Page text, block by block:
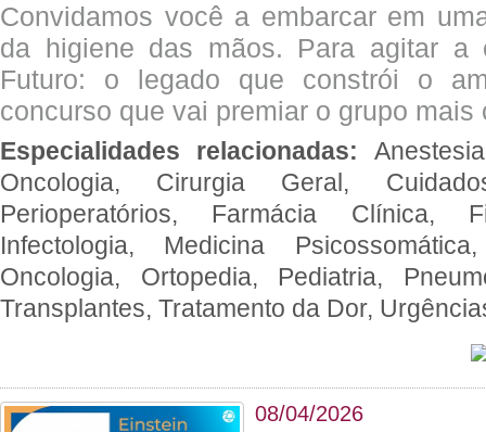
Convidamos você a embarcar em
da higiene das mãos. Para agitar a
Futuro: o legado que constrói o
concurso que vai premiar o grupo mais
Especialidades relacionadas:
Oncologia, Cirurgia Geral,
Perioperatórios, Farmácia Clínica,
Infectologia, Medicina
Oncologia, Ortopedia, Pediatria,
Transplantes, Tratamento da Dor,
08/04/2026